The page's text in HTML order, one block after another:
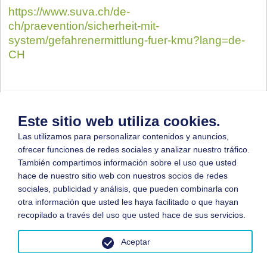
https://www.suva.ch/de-
ch/praevention/sicherheit-mit-
system/gefahrenermittlung-fuer-kmu?lang=de-
CH
Descripción
Fichero
Serpentinitas
conteniendo amianto:
Reglas vitales para la
realización de trabajos
Descarga(401 KB)
Este sitio web utiliza cookies.
Las utilizamos para personalizar contenidos y anuncios,
ofrecer funciones de redes sociales y analizar nuestro tráfico.
También compartimos información sobre el uso que usted
hace de nuestro sitio web con nuestros socios de redes
sociales, publicidad y análisis, que pueden combinarla con
otra información que usted les haya facilitado o que hayan
recopilado a través del uso que usted hace de sus servicios.
Aceptar